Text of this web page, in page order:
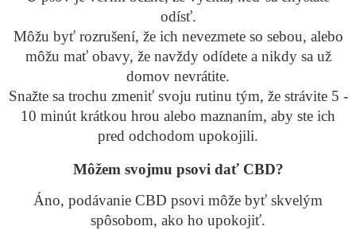
odísť.
Môžu byť rozrušení, že ich nevezmete so sebou, alebo
môžu mať obavy, že navždy odídete a nikdy sa už
domov nevrátite.
Snažte sa trochu zmeniť svoju rutinu tým, že strávite 5 -
10 minút krátkou hrou alebo maznaním, aby ste ich
pred odchodom upokojili.
Môžem svojmu psovi dať CBD?
Áno, podávanie CBD psovi môže byť skvelým
spôsobom, ako ho upokojiť.